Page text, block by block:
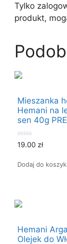
Tylko
produkt,
Mieszanka
Hemani na
sen 40g
0
t
19.00 zł
Dodaj do
Hemani
Olejek do